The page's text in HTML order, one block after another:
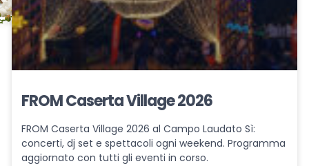
FROM Caserta Village 2026
FROM Caserta Village 2026 al Campo Laudato Sì:
concerti, dj set e spettacoli ogni weekend. Programma
aggiornato con tutti gli eventi in corso.